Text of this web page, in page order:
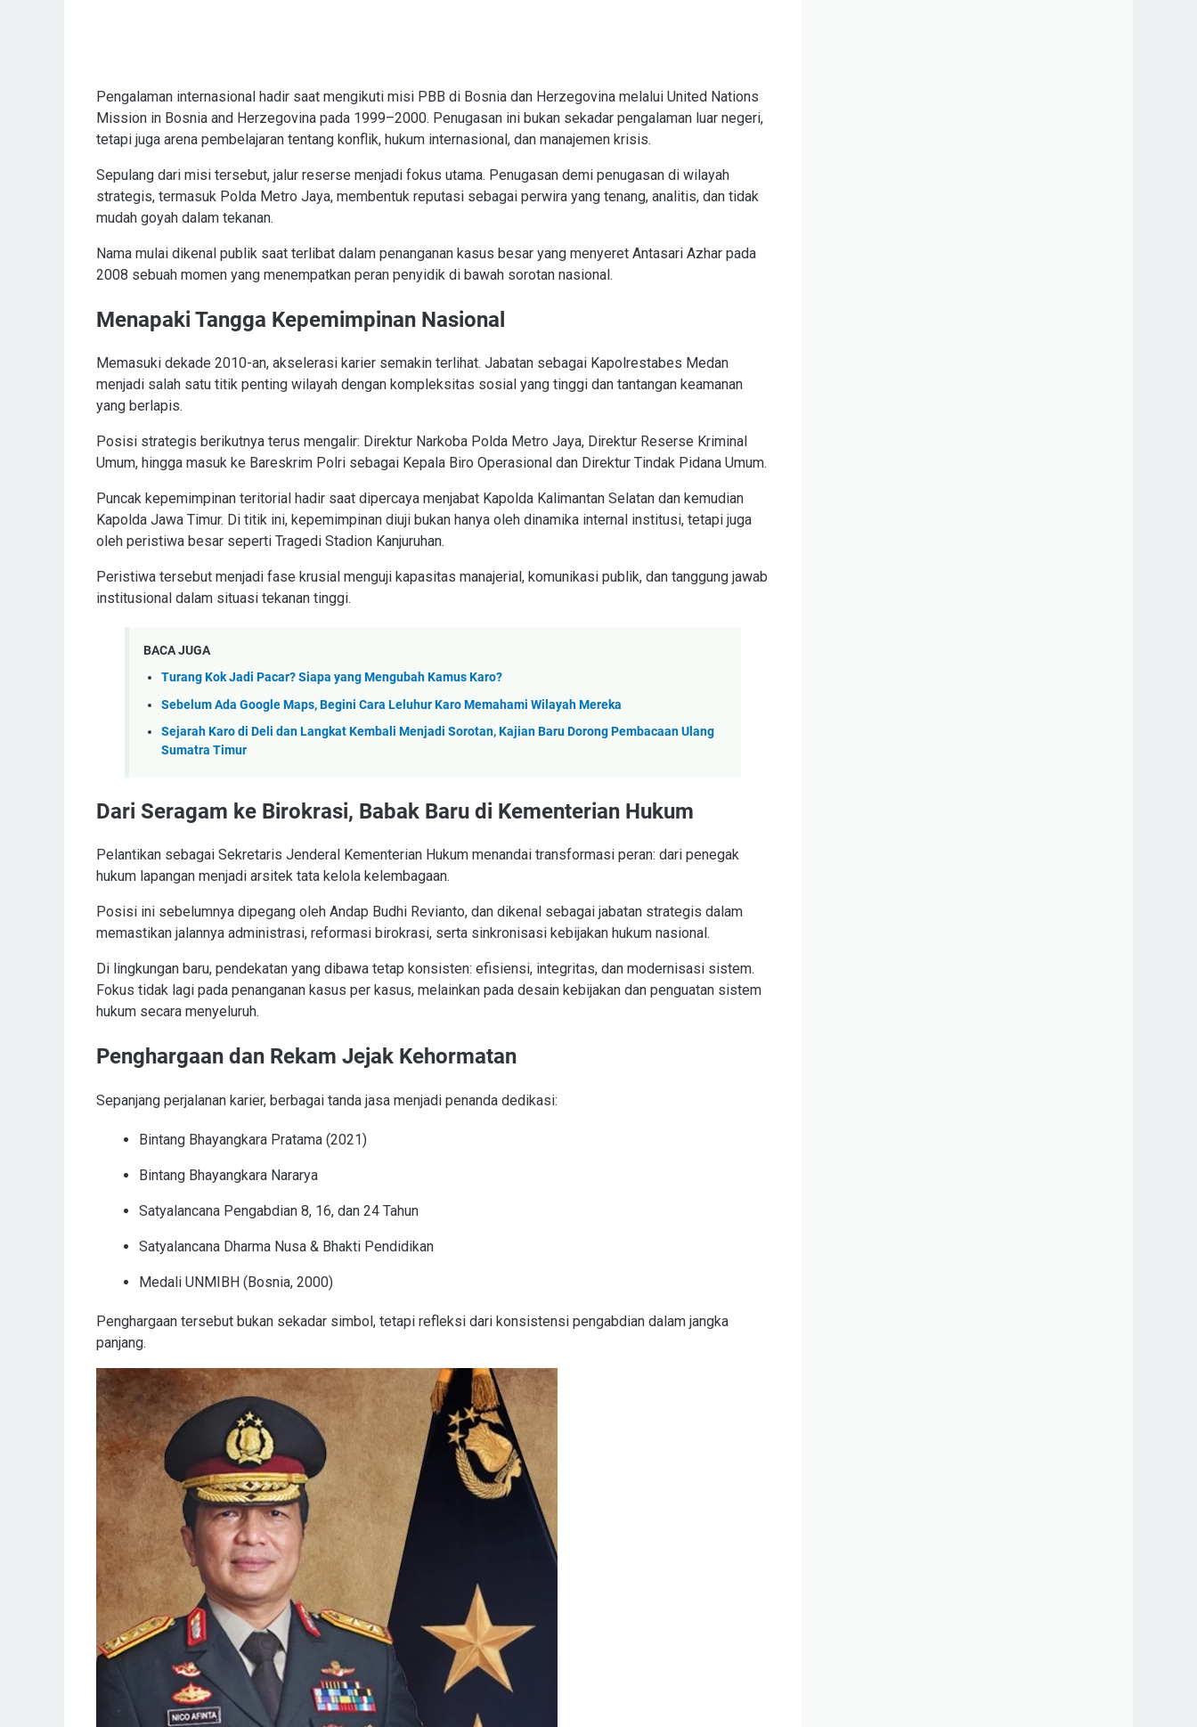
Pengalaman internasional hadir saat mengikuti misi PBB di Bosnia dan Herzegovina melalui United Nations
Mission in Bosnia and Herzegovina pada 1999–2000. Penugasan ini bukan sekadar pengalaman luar negeri,
tetapi juga arena pembelajaran tentang konflik, hukum internasional, dan manajemen krisis.
Sepulang dari misi tersebut, jalur reserse menjadi fokus utama. Penugasan demi penugasan di wilayah
strategis, termasuk Polda Metro Jaya, membentuk reputasi sebagai perwira yang tenang, analitis, dan tidak
mudah goyah dalam tekanan.
Nama mulai dikenal publik saat terlibat dalam penanganan kasus besar yang menyeret Antasari Azhar pada
2008 sebuah momen yang menempatkan peran penyidik di bawah sorotan nasional.
Menapaki Tangga Kepemimpinan Nasional
Memasuki dekade 2010-an, akselerasi karier semakin terlihat. Jabatan sebagai Kapolrestabes Medan
menjadi salah satu titik penting wilayah dengan kompleksitas sosial yang tinggi dan tantangan keamanan
yang berlapis.
Posisi strategis berikutnya terus mengalir: Direktur Narkoba Polda Metro Jaya, Direktur Reserse Kriminal
Umum, hingga masuk ke Bareskrim Polri sebagai Kepala Biro Operasional dan Direktur Tindak Pidana Umum.
Puncak kepemimpinan teritorial hadir saat dipercaya menjabat Kapolda Kalimantan Selatan dan kemudian
Kapolda Jawa Timur. Di titik ini, kepemimpinan diuji bukan hanya oleh dinamika internal institusi, tetapi juga
oleh peristiwa besar seperti Tragedi Stadion Kanjuruhan.
Peristiwa tersebut menjadi fase krusial menguji kapasitas manajerial, komunikasi publik, dan tanggung jawab
institusional dalam situasi tekanan tinggi.
BACA JUGA
Turang Kok Jadi Pacar? Siapa yang Mengubah Kamus Karo?
Sebelum Ada Google Maps, Begini Cara Leluhur Karo Memahami Wilayah Mereka
Sejarah Karo di Deli dan Langkat Kembali Menjadi Sorotan, Kajian Baru Dorong Pembacaan Ulang
Sumatra Timur
Dari Seragam ke Birokrasi, Babak Baru di Kementerian Hukum
Pelantikan sebagai Sekretaris Jenderal Kementerian Hukum menandai transformasi peran: dari penegak
hukum lapangan menjadi arsitek tata kelola kelembagaan.
Posisi ini sebelumnya dipegang oleh Andap Budhi Revianto, dan dikenal sebagai jabatan strategis dalam
memastikan jalannya administrasi, reformasi birokrasi, serta sinkronisasi kebijakan hukum nasional.
Di lingkungan baru, pendekatan yang dibawa tetap konsisten: efisiensi, integritas, dan modernisasi sistem.
Fokus tidak lagi pada penanganan kasus per kasus, melainkan pada desain kebijakan dan penguatan sistem
hukum secara menyeluruh.
Penghargaan dan Rekam Jejak Kehormatan
Sepanjang perjalanan karier, berbagai tanda jasa menjadi penanda dedikasi:
Bintang Bhayangkara Pratama (2021)
Bintang Bhayangkara Nararya
Satyalancana Pengabdian 8, 16, dan 24 Tahun
Satyalancana Dharma Nusa & Bhakti Pendidikan
Medali UNMIBH (Bosnia, 2000)
Penghargaan tersebut bukan sekadar simbol, tetapi refleksi dari konsistensi pengabdian dalam jangka
panjang.